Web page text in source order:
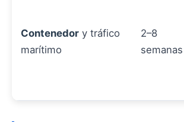
Contenedor y tráfico
marítimo
2–8
semanas